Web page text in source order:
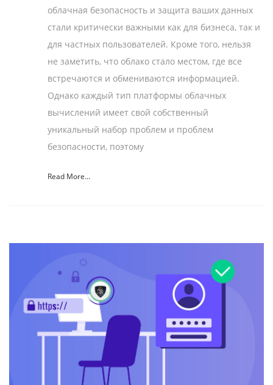
облачная безопасность и защита ваших данных
стали критически важными как для бизнеса, так и
для частных пользователей. Кроме того, нельзя
не заметить, что облако стало местом, где все
встречаются и обмениваются информацией.
Однако каждый тип платформы облачных
вычислений имеет свой собственный
уникальный набор проблем и проблем
безопасности, поэтому
Read More...